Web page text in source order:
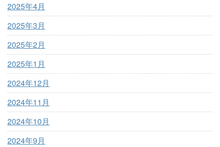
2025年4月
2025年3月
2025年2月
2025年1月
2024年12月
2024年11月
2024年10月
2024年9月